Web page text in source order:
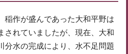
稲作が盛んであった大和平野は
されていましたが、現在、大和
分水の完成により、水不足問題